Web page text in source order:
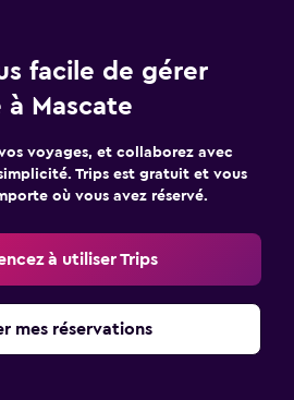
facile de gérer
Mascate
voyages, et collaborez avec
Trips est gratuit et vous
où vous avez réservé.
à utiliser Trips
mes réservations